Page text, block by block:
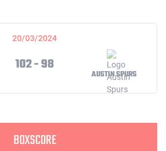
20/03/2024
102 - 98
AUSTIN SPURS
BOXSCORE